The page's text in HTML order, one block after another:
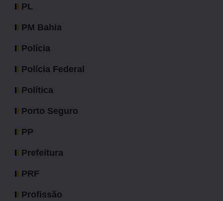
PL
PM Bahia
Polícia
Polícia Federal
Política
Porto Seguro
PP
Prefeitura
PRF
Profissão